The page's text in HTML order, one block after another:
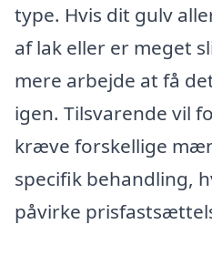
type. Hvis dit gulv
af lak eller er meget
mere arbejde at få
igen. Tilsvarende vil
kræve forskellige
specifik behandling,
påvirke